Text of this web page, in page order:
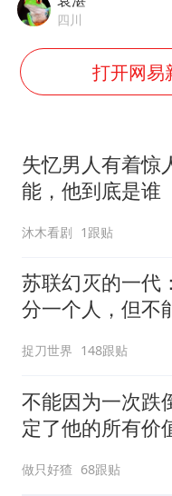
四川
打开网易
失忆男人有着惊
能，他到底是谁
沐木看剧 1跟贴
苏联幻灭的一代
分一个人，但不
捉刀世界 148跟贴
不能因为一次跌
定了他的所有价
做只好猹 68跟贴